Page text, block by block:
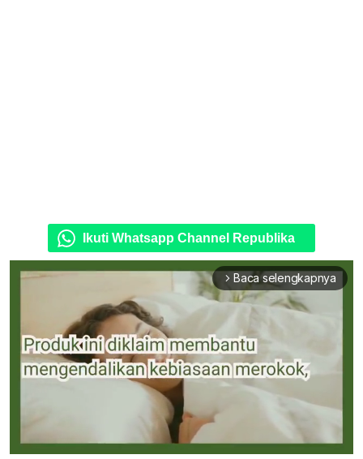
Ikuti Whatsapp Channel Republika
arrow_forward_ios Baca selengkapnya